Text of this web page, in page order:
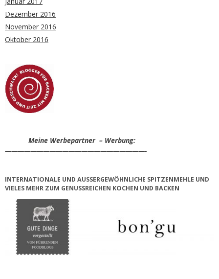
Dezember 2016
November 2016
Oktober 2016
Meine Werbepartner – Werbung:
——————————————————————-
INTERNATIONALE UND AUSSERGEWÖHNLICHE SPITZENMEHLE UND V
IELES MEHR ZUM GENUSSREICHEN KOCHEN UND BACKEN